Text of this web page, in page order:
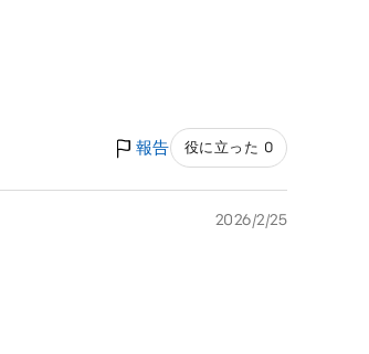
報告 役に立った 0
2026/2/25